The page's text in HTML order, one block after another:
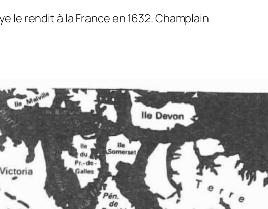
le rendit à la France en 1632. Champlain